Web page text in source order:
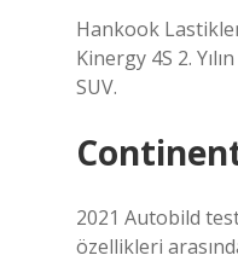
Hankook
Kinergy 4S 2.
SUV.
2021 Autobild
özellikleri